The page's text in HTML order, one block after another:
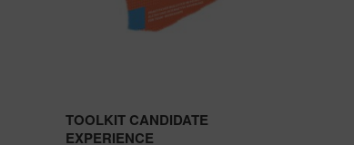
TOOLKIT CANDIDATE
EXPERIENCE